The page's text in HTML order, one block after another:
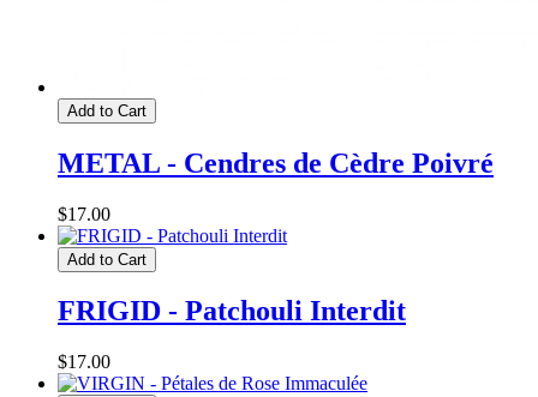
Add to Cart
METAL - Cendres de Cèdre Poivré
$17.00
Add to Cart
FRIGID - Patchouli Interdit
$17.00